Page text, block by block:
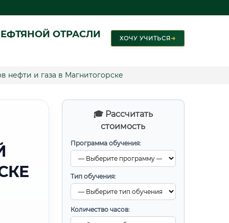
ОТРАСЛИ ХОЧУ УЧИТЬСЯ➜
нефти и газа в Магнитогорске
🎓 Рассчитать
стоимость
Программа обучения:
Тип обучения:
Количество часов: